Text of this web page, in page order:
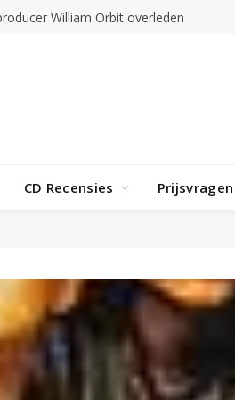
William Orbit overleden
CD Recensies Prijsvragen